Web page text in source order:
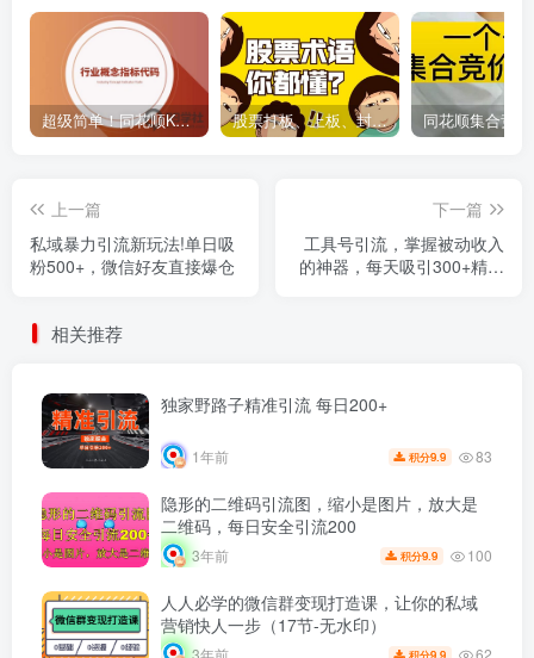
超级简单！同花顺K线界面显示行业概念指标代码图解 股票打板、上板、封板、翘板、炸板是什么意思？炒股你必须懂的暗语！
上一篇
私域暴力引流新玩法!单日吸
粉500+，微信好友直接爆仓
下一篇
工具号引流，掌握被动收入
的神器，每天吸引300+精准
相关推荐
独家野路子精准引流 每日200+
1年前 积分9.9 83
隐形的二维码引流图，缩小是图片，放大是
二维码，每日安全引流200
3年前 积分9.9 100
人人必学的微信群变现打造课，让你的私域
营销快人一步（17节-无水印）
积分